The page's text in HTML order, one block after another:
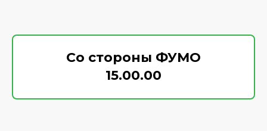
Со стороны ФУМО
15.00.00